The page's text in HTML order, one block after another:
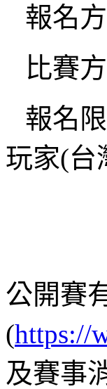
報名
比賽
報名
玩家(台
公開賽
(https://
及賽事